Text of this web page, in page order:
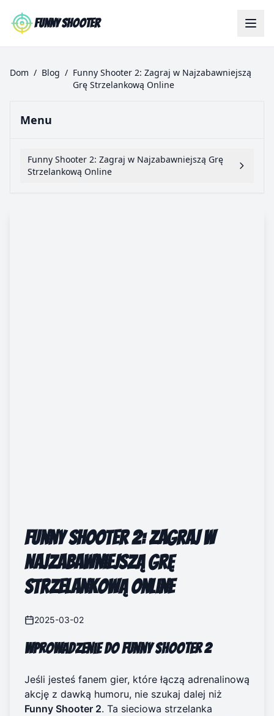
Funny Shooter
Dom / Blog / Funny Shooter 2: Zagraj w Najzabawniejszą
Grę Strzelankową Online
Menu
Funny Shooter 2: Zagraj w Najzabawniejszą Grę
Strzelankową Online
Funny Shooter 2: Zagraj w
Najzabawniejszą Grę
Strzelankową Online
2025-03-02
Wprowadzenie do Funny Shooter 2
Jeśli jesteś fanem gier, które łączą adrenalinową
akcję z dawką humoru, nie szukaj dalej niż
Funny Shooter 2. Ta sieciowa strzelanka